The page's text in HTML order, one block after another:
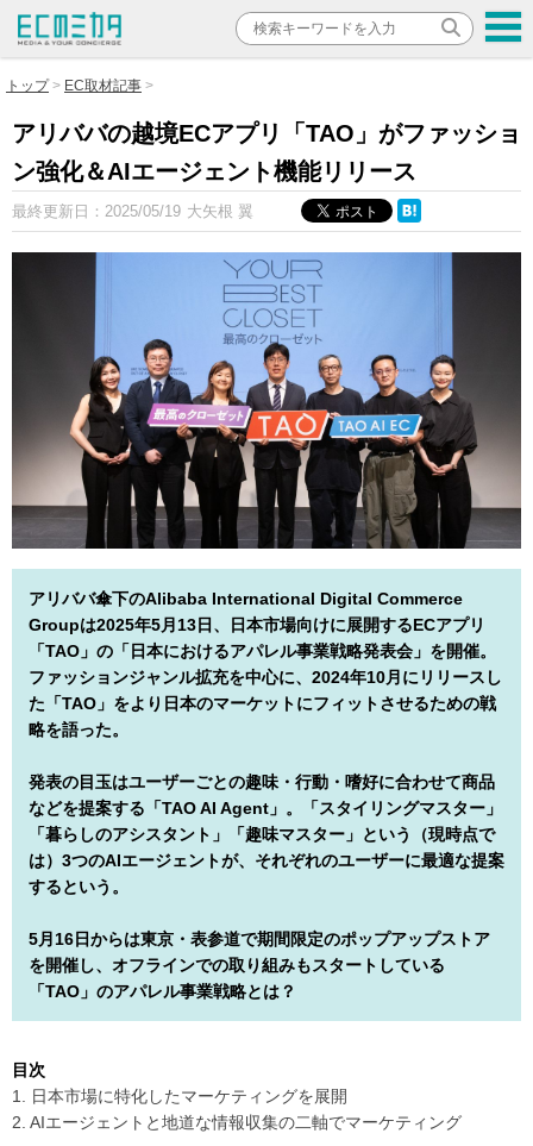
トップ EC取材記事
アリババの越境ECアプリ「TAO」がファッショ
ン強化＆AIエージェント機能リリース
最終更新日： 2025/05/19 大矢根 翼
アリババ傘下のAlibaba International Digital Commerce
Groupは2025年5月13日、日本市場向けに展開するECアプリ
「TAO」の「日本におけるアパレル事業戦略発表会」を開催。
ファッションジャンル拡充を中心に、2024年10月にリリースし
た「TAO」をより日本のマーケットにフィットさせるための戦
略を語った。
発表の目玉はユーザーごとの趣味・行動・嗜好に合わせて商品
などを提案する「TAO AI Agent」。「スタイリングマスター」
「暮らしのアシスタント」「趣味マスター」という（現時点で
は）3つのAIエージェントが、それぞれのユーザーに最適な提案
するという。
5月16日からは東京・表参道で期間限定のポップアップストア
を開催し、オフラインでの取り組みもスタートしている
「TAO」のアパレル事業戦略とは？
目次
1. 日本市場に特化したマーケティングを展開
2. AIエージェントと地道な情報収集の二軸でマーケティング